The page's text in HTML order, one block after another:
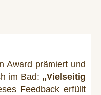
Award prämiert und
im Bad: „Vielseitig
Feedback erfüllt